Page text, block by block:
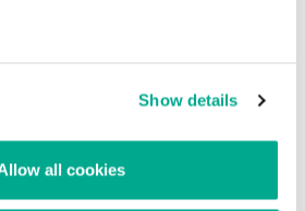
Show details
all cookies
Correo electrónico*